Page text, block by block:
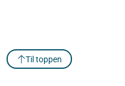
Til toppen